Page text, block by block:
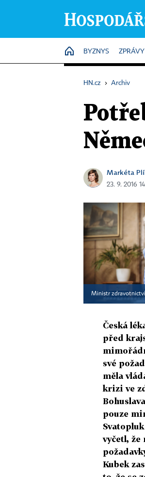
HOME
BYZNYS ZPRÁVY
HN.cz › Archiv
Markéta
23. 9. 2016
Ministr
Česká
před
své
měla
krizi ve
pouze
vyčetl,
Kubek